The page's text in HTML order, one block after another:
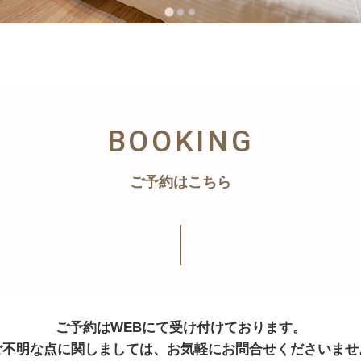
BOOKING
ご予約はこちら
ご予約はWEBにて受け付けております。
明な点に関しましては、お気軽にお問合せくださいま